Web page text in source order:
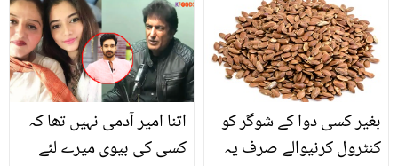
اتنا امیر آدمی نہیں تھا کہ
کسی کی بیوی میرے لئے
بغیر کسی دوا کے شوگر کو
کنٹرول کرنیوالے صرف یہ